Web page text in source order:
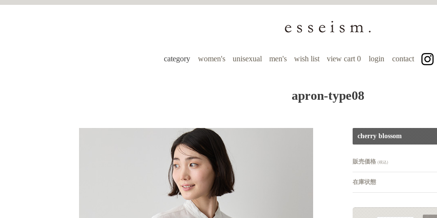
category women's unisexual men's wish list view cart 0 login contact
apron-type08
cherry blossom
販売価格 (税込)
在庫状態